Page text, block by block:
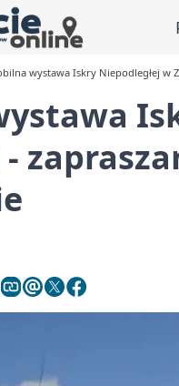
wystawa Iskry Niepodległej w